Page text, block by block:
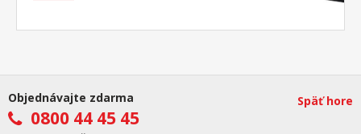
Objednávajte zdarma
0800 44 45 45
Späť hore